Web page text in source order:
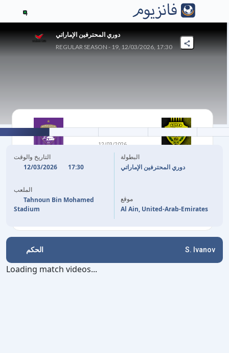
4
دوري المحترفين الإماراتي
REGULAR SEASON - 19, 12/03/2026, 17:30
العين الإماراتي
12/03/2026
20' Y. BEN KHALEQ
التاريخ والوقت
12/03/2026
17:30
الملعب
Tahnoun Bin Mohamed
Stadium
البطولة
دوري المحترفين الإماراتي
موقع
Al Ain, United-Arab-Emirates
الحكم S. Ivanov
Loading match videos...